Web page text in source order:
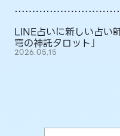
LINE占いに新しい占い
穹の神託タロット」
2026.05.15